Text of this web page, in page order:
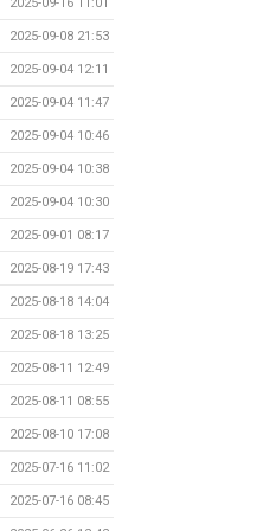
2025-09-08 21:53
2025-09-04 12:11
2025-09-04 11:47
2025-09-04 10:46
2025-09-04 10:38
2025-09-04 10:30
2025-09-01 08:17
2025-08-19 17:43
2025-08-18 14:04
2025-08-18 13:25
2025-08-11 12:49
2025-08-11 08:55
2025-08-10 17:08
2025-07-16 11:02
2025-07-16 08:45